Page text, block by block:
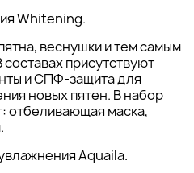
Whitening.
веснушки и тем самым
присутствуют
и СПФ-защита для
новых пятен. В набор
отбеливающая маска,
Aquaila.